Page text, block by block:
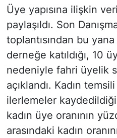
Üye yapısına ilişkin
paylaşıldı. Son
toplantısından bu
derneğe katıldığı, 10
nedeniyle fahri üyelik
açıklandı. Kadın
ilerlemeler
kadın üye oranının
arasındaki kadın